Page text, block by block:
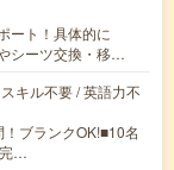
ート！具体的に
シーツ交換・移…
キル不要 / 英語力不
ブランクOK!■10名
完…